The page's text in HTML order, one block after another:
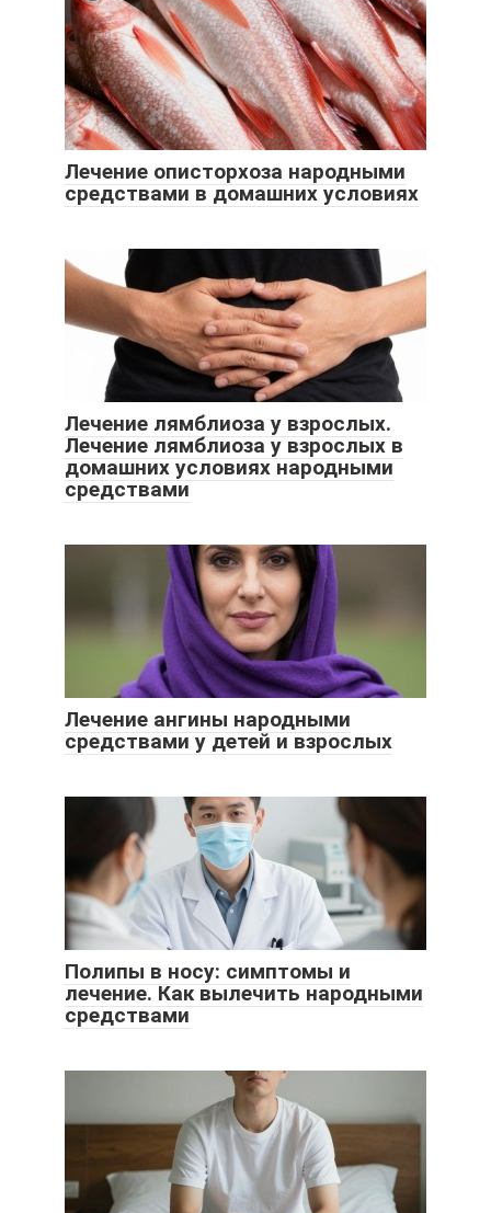
Лечение описторхоза народными
средствами в домашних условиях
Лечение лямблиоза у взрослых.
Лечение лямблиоза у взрослых в
домашних условиях народными
средствами
Лечение ангины народными
средствами у детей и взрослых
Полипы в носу: симптомы и
лечение. Как вылечить народными
средствами